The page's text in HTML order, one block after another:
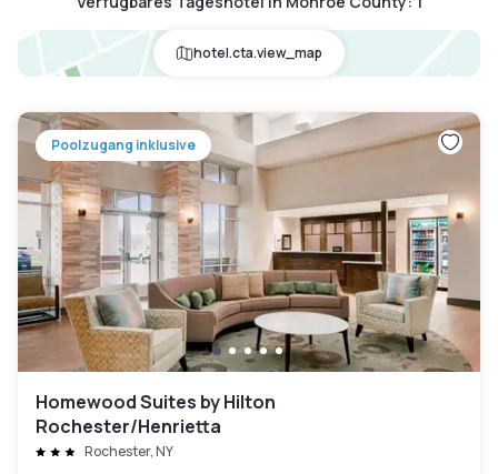
hotel.cta.view_map
Poolzugang inklusive
Homewood Suites by Hilton
Rochester/Henrietta
Rochester, NY